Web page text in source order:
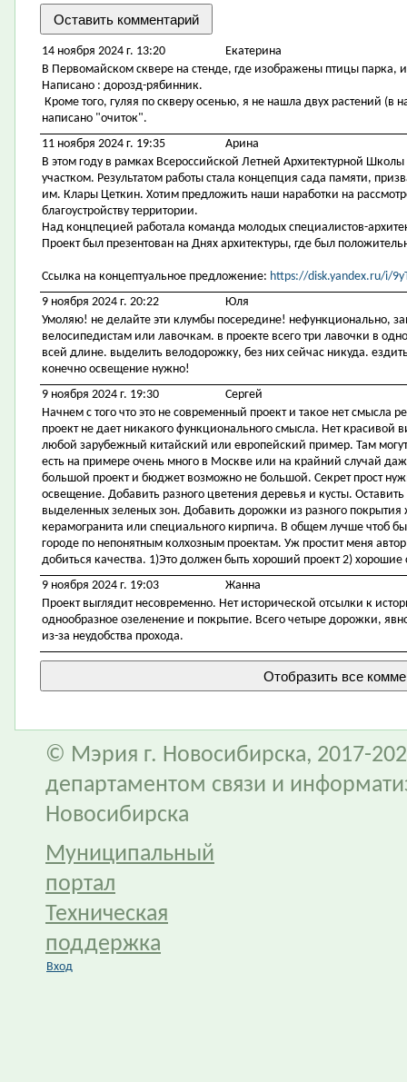
14 ноября 2024 г. 13:20
Екатерина
В Первомайском сквере на стенде, где изображены птицы парка,
Написано : дорозд-рябинник.
Кроме того, гуляя по скверу осенью, я не нашла двух растений (в
написано "очиток".
11 ноября 2024 г. 19:35
Арина
В этом году в рамках Всероссийской Летней Архитектурной
участком. Результатом работы стала концепция сада памяти,
им. Клары Цеткин. Хотим предложить наши наработки на
благоустройству территории.
Над концпецией работала команда молодых специалистов-
Проект был презентован на Днях архитектуры, где был
Ссылка на концептуальное предложение: https://disk.yandex.ru/i/
9 ноября 2024 г. 20:22
Юля
Умоляю! не делайте эти клумбы посередине! нефункционально,
велосипедистам или лавочкам. в проекте всего три лавочки в
всей длине. выделить велодорожку, без них сейчас никуда.
конечно освещение нужно!
9 ноября 2024 г. 19:30
Сергей
Начнем с того что это не современный проект и такое нет смысла
проект не дает никакого функционального смысла. Нет красивой
любой зарубежный китайский или европейский пример. Там
есть на примере очень много в Москве или на крайний случай
большой проект и бюджет возможно не большой. Секрет прост
освещение. Добавить разного цветения деревья и кусты.
выделенных зеленых зон. Добавить дорожки из разного покрытия
керамогранита или специального кирпича. В общем лучше чтоб
городе по непонятным колхозным проектам. Уж простит меня
добиться качества. 1)Это должен быть хороший проект 2) хорошие
9 ноября 2024 г. 19:03
Жанна
Проект выглядит несовременно. Нет исторической отсылки к
однообразное озеленение и покрытие. Всего четыре дорожки,
из-за неудобства прохода.
© Мэрия г. Новосибирска, 2017-
департаментом связи и
Новосибирска
Муниципальный
портал
Техническая
поддержка
Вход